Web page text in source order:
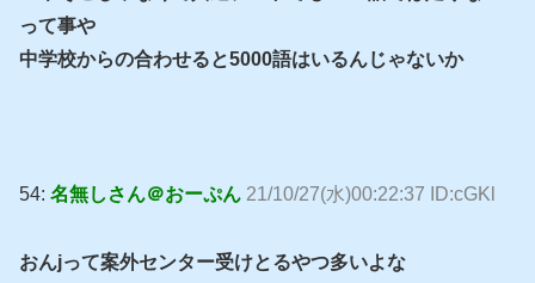
って事や
中学校からの合わせると5000語はいるんじゃないか
54: 名無しさん＠おーぷん 21/10/27(水)00:22:37 ID:cGKl
おんjって案外センター受けとるやつ多いよな